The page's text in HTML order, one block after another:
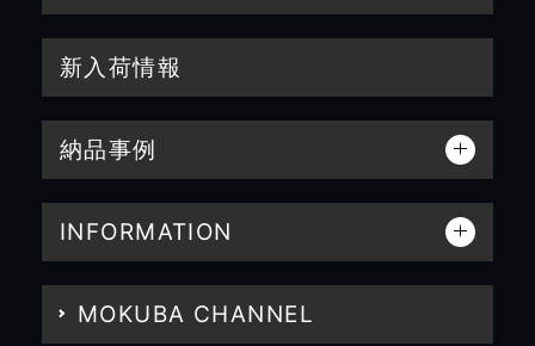
新入荷情報
納品事例
INFORMATION
MOKUBA CHANNEL